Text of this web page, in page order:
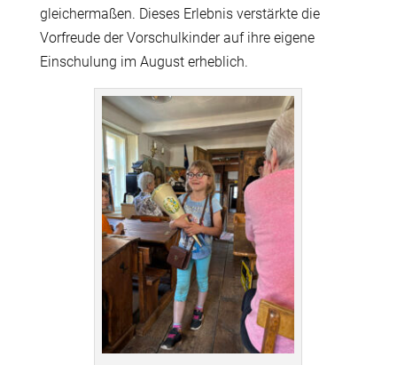
gleichermaßen. Dieses Erlebnis verstärkte die
Vorfreude der Vorschulkinder auf ihre eigene
Einschulung im August erheblich.